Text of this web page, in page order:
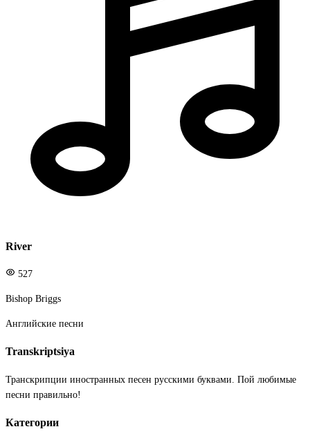
River
527
Bishop Briggs
Английские песни
Transkriptsiya
Транскрипции иностранных песен русскими буквами. Пой любимые
песни правильно!
Категории